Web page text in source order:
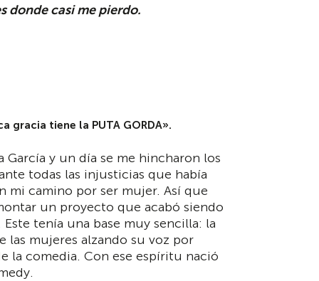
donde casi me pierdo.
gracia tiene la PUTA GORDA».
García y un día se me hincharon los
todas las injusticias que había
mi camino por ser mujer. Así que
un proyecto que acabó siendo
tenía una base muy sencilla: la
las mujeres alzando su voz por
la comedia. Con ese espíritu nació